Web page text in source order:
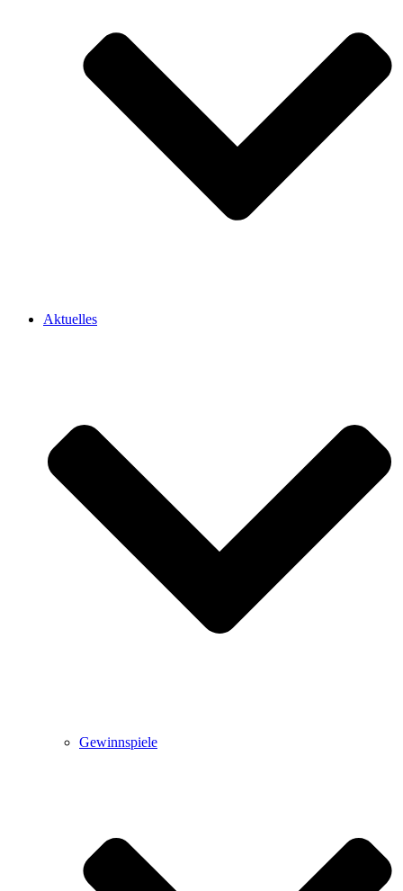
Aktuelles
Gewinnspiele